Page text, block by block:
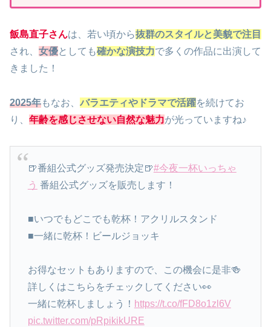
飯島直子さんは、若い頃から抜群のスタイルと美貌で注目
され、 女優としても確かな演技力で多くの作品に出演して
きました！
2025年もなお、 バラエティやドラマで活躍を続けてお
り、 年齢を感じさせない自然な魅力が光っていますね♪
🍺番組公式グッズ発売決定🍺#今夜一杯いっちゃ
う 番組公式グッズを販売します！
■いつでもどこでも乾杯！アクリルスタンド
■一緒に乾杯！ビールジョッキ
お得なセットもありますので、この機会に是非🍻
詳しくはこちらをチェックしてください👀
一緒に乾杯しましょう！ https://t.co/fFD8o1zl6V
pic.twitter.com/pRpikikURE